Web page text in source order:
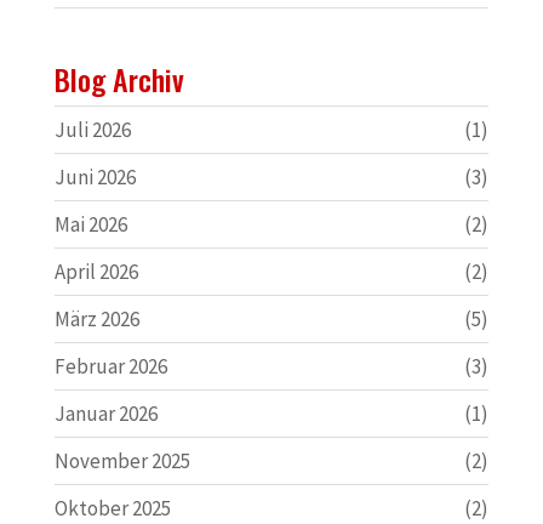
Blog Archiv
Juli 2026
(1)
Juni 2026
(3)
Mai 2026
(2)
April 2026
(2)
März 2026
(5)
Februar 2026
(3)
Januar 2026
(1)
November 2025
(2)
Oktober 2025
(2)